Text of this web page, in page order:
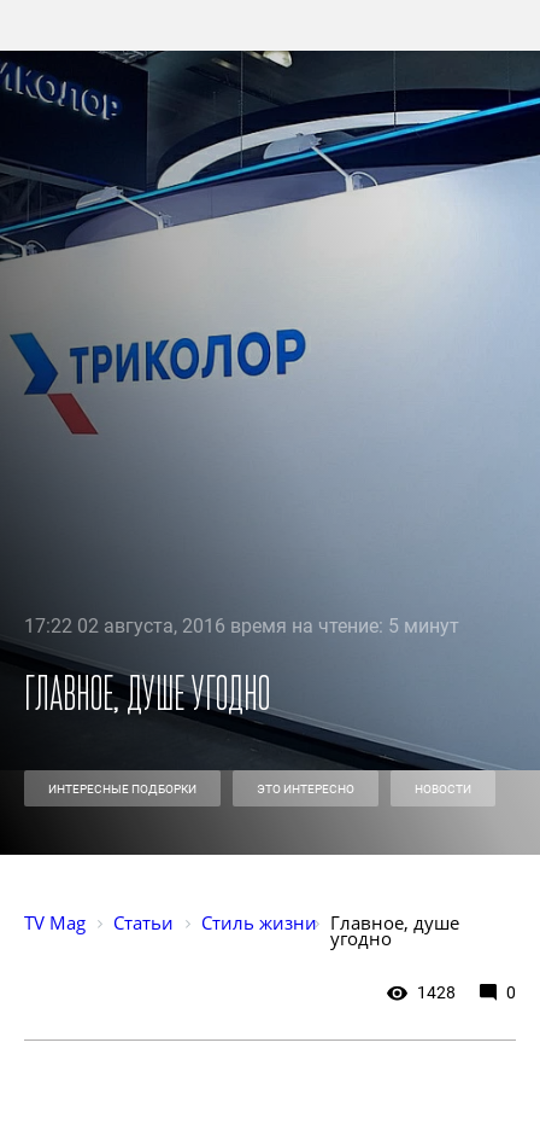
17:22 02 августа, 2016 время на чтение: 5 минут
Главное, душе угодно
ИНТЕРЕСНЫЕ ПОДБОРКИ ЭТО ИНТЕРЕСНО НОВОСТИ
TV Mag Статьи Стиль жизни Главное, душе
угодно
1428 0